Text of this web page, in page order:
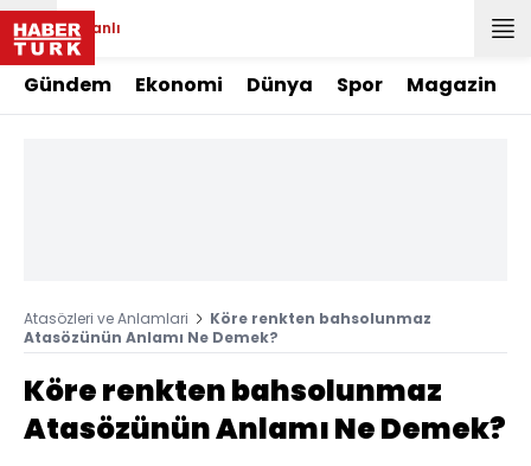
Canlı
Gündem Ekonomi Dünya Spor Magazin
Atasözleri ve Anlamlari
Köre renkten bahsolunmaz
Atasözünün Anlamı Ne Demek?
Köre renkten bahsolunmaz
Atasözünün Anlamı Ne Demek?